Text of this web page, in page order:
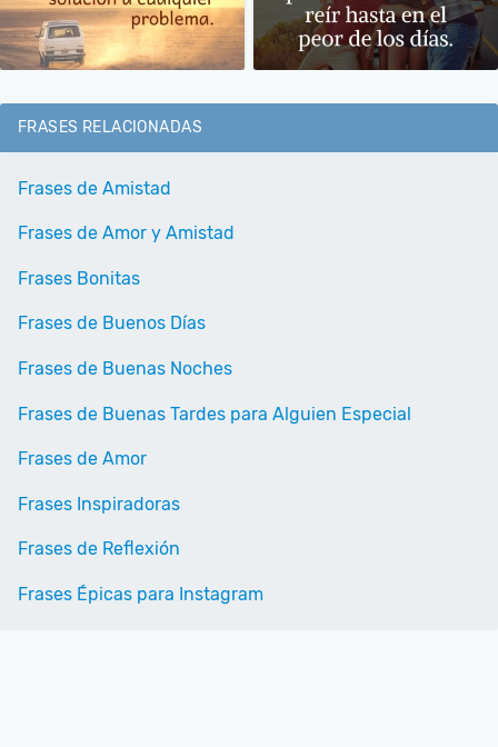
FRASES RELACIONADAS
Frases de Amistad
Frases de Amor y Amistad
Frases Bonitas
Frases de Buenos Días
Frases de Buenas Noches
Frases de Buenas Tardes para Alguien Especial
Frases de Amor
Frases Inspiradoras
Frases de Reflexión
Frases Épicas para Instagram